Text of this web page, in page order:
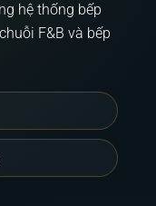
hệ thống bếp
F&B và bếp